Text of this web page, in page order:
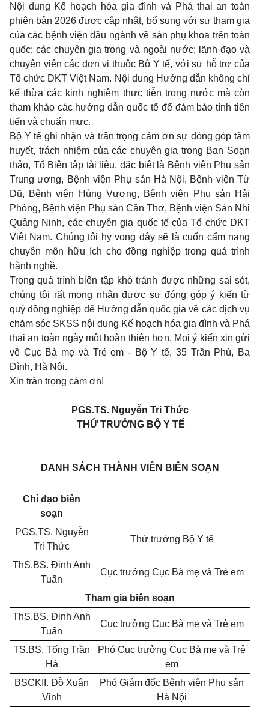
Nội dung Kế hoạch hóa gia đình và Phá thai an toàn
phiên bản 2026 được cập nhật, bổ sung với sự tham gia
của các bệnh viện đầu ngành về sản phụ khoa trên toàn
quốc; các chuyên gia trong và ngoài nước; lãnh đạo và
chuyên viên các đơn vị thuộc Bộ Y tế, với sự hỗ trợ của
Tổ chức DKT Việt Nam. Nội dung Hướng dẫn không chỉ
kế thừa các kinh nghiệm thực tiễn trong nước mà còn
tham khảo các hướng dẫn quốc tế để đảm bảo tính tiên
tiến và chuẩn mực.
Bộ Y tế ghi nhận và trân trọng cảm ơn sự đóng góp tâm
huyết, trách nhiệm của các chuyên gia trong Ban Soạn
thảo, Tổ Biên tập tài liệu, đặc biệt là Bệnh viện Phụ sản
Trung ương, Bệnh viện Phụ sản Hà Nội, Bệnh viện Từ
Dũ, Bệnh viện Hùng Vương, Bệnh viện Phụ sản Hải
Phòng, Bệnh viện Phụ sản Cần Thơ, Bệnh viện Sản Nhi
Quảng Ninh, các chuyên gia quốc tế của Tổ chức DKT
Việt Nam. Chúng tôi hy vọng đây sẽ là cuốn cẩm nang
chuyên môn hữu ích cho đồng nghiệp trong quá trình
hành nghề.
Trong quá trình biên tập khó tránh được những sai sót,
chúng tôi rất mong nhận được sự đóng góp ý kiến từ
quý đồng nghiệp để Hướng dẫn quốc gia về các dịch vụ
chăm sóc SKSS nội dung Kế hoạch hóa gia đình và Phá
thai an toàn ngày một hoàn thiện hơn. Mọi ý kiến xin gửi
về Cục Bà mẹ và Trẻ em - Bộ Y tế, 35 Trần Phú, Ba
Đình, Hà Nội.
Xin trân trọng cảm ơn!
PGS.TS. Nguyễn Tri Thức
THỨ TRƯỞNG BỘ Y TẾ
DANH SÁCH THÀNH VIÊN BIÊN SOẠN
Chỉ đạo biên
soạn
PGS.TS. Nguyễn
Tri Thức
Thứ trưởng Bộ Y tế
ThS.BS. Đinh Anh
Tuấn
Cục trưởng Cục Bà mẹ và Trẻ em
Tham gia biên soạn
ThS.BS. Đinh Anh
Tuấn
Cục trưởng Cục Bà mẹ và Trẻ em
TS.BS. Tống Trần
Hà
Phó Cục trưởng Cục Bà mẹ và Trẻ
em
BSCKII. Đỗ Xuân
Vinh
Phó Giám đốc Bệnh viện Phụ sản
Hà Nội